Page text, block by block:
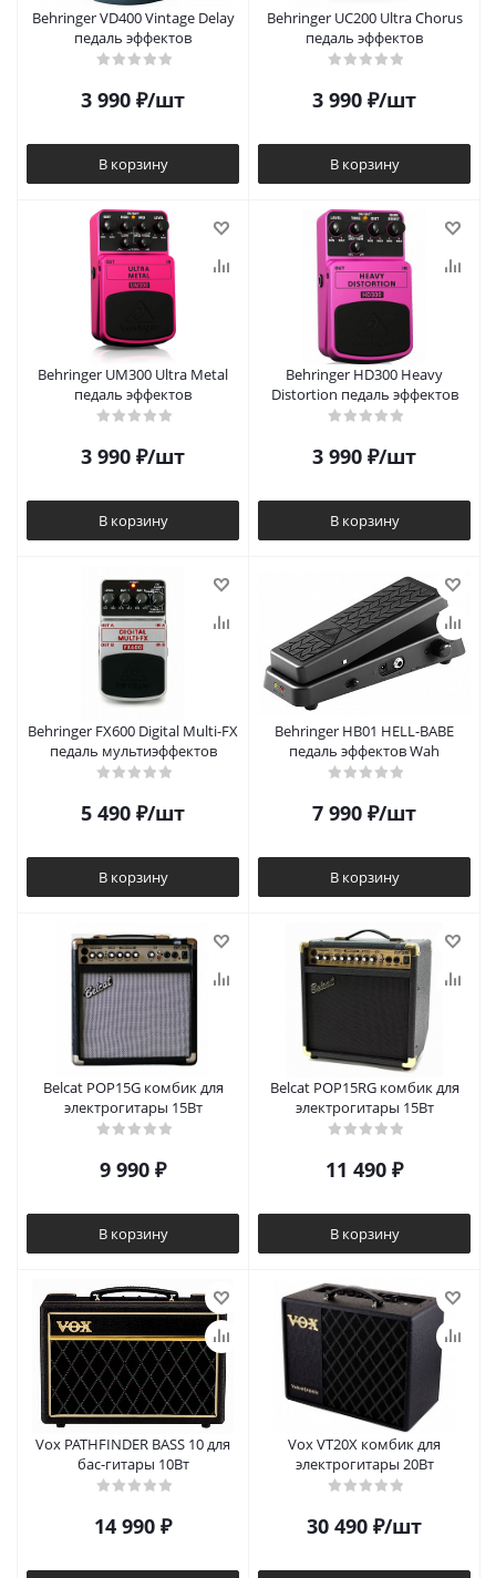
Behringer VD400 Vintage Delay
педаль эффектов
3 990 ₽/шт
В корзину
Behringer UC200 Ultra Chorus
педаль эффектов
3 990 ₽/шт
В корзину
Behringer UM300 Ultra Metal
педаль эффектов
3 990 ₽/шт
В корзину
Behringer HD300 Heavy
Distortion педаль эффектов
3 990 ₽/шт
В корзину
Behringer FX600 Digital Multi-FX
педаль мультиэффектов
5 490 ₽/шт
В корзину
Behringer HB01 HELL-BABE
педаль эффектов Wah
7 990 ₽/шт
В корзину
Belcat POP15G комбик для
электрогитары 15Вт
9 990 ₽
В корзину
Belcat POP15RG комбик для
электрогитары 15Вт
11 490 ₽
В корзину
Vox PATHFINDER BASS 10 для
бас-гитары 10Вт
14 990 ₽
Vox VT20X комбик для
электрогитары 20Вт
30 490 ₽/шт